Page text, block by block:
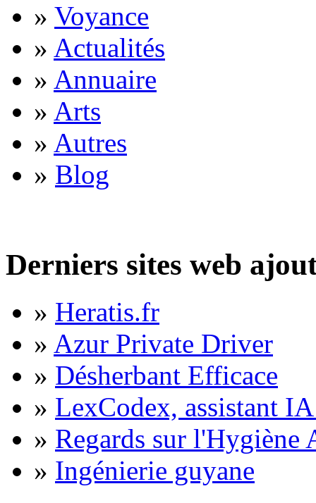
» Voyance
» Actualités
» Annuaire
» Arts
» Autres
» Blog
Derniers sites web
» Heratis.fr
» Azur Private Driver
» Désherbant Efficace
» LexCodex, assistant
» Regards sur l'Hygiène
» Ingénierie guyane